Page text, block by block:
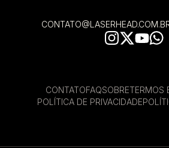
CONTATOFAQSOBRETERMOS
POLÍTICA DE PRIVACIDADE